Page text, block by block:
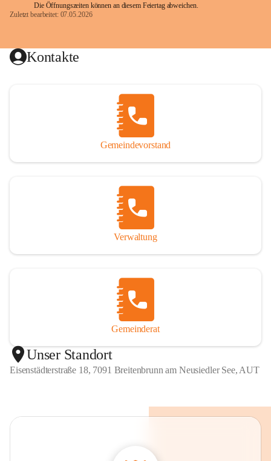
Die Öffnungszeiten können an diesem Feiertag abweichen.
Zuletzt bearbeitet: 07.05.2026
Kontakte
Gemeindevorstand
Verwaltung
Gemeinderat
Unser Standort
Eisenstädterstraße 18, 7091 Breitenbrunn am Neusiedler See, AUT